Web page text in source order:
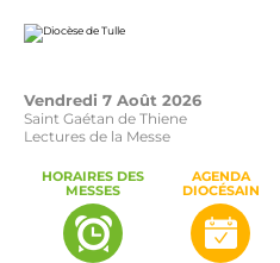
contenu.
navigation
Vendredi 7 Août 2026
Saint Gaétan de Thiene
Lectures de la Messe
HORAIRES DES
MESSES
AGENDA
DIOCÉSAIN